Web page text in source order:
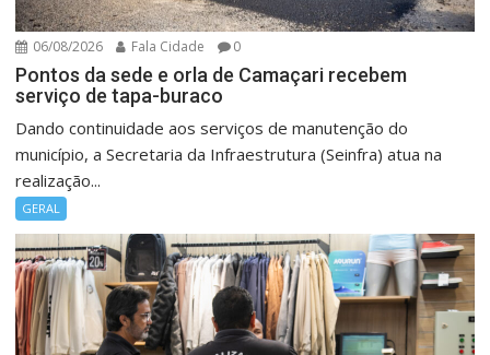
06/08/2026 Fala Cidade 0
Pontos da sede e orla de Camaçari recebem
serviço de tapa-buraco
Dando continuidade aos serviços de manutenção do
município, a Secretaria da Infraestrutura (Seinfra) atua na
realização...
GERAL